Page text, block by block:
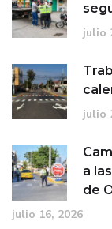
julio
julio
a
de
julio 16, 2026